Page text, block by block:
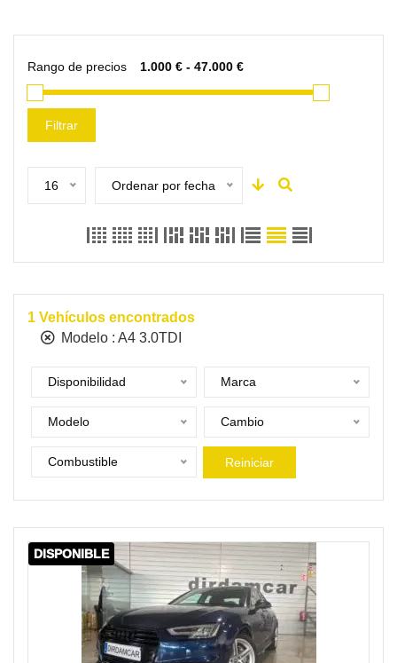
Rango de precios
Filtrar
16 Ordenar por fecha
1 Vehículos encontrados
Modelo : A4 3.0TDI
Disponibilidad Marca
Modelo Cambio
Combustible Reiniciar
DISPONIBLE